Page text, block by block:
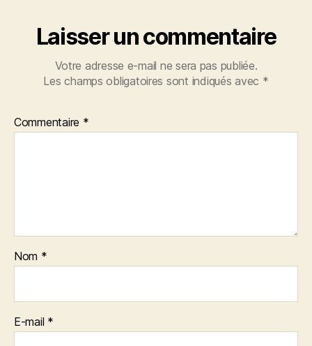
Laisser un commentaire
Votre adresse e-mail ne sera pas publiée.
Les champs obligatoires sont indiqués avec *
Commentaire *
Nom *
E-mail *